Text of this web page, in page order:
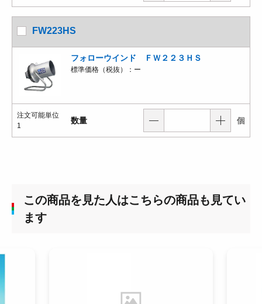
FW223HS
フォローウインド ＦＷ２２３ＨＳ
標準価格（税抜）： ー
注文可能単位
1
数量 個
この商品を見た人はこちらの商品も見てい
ます